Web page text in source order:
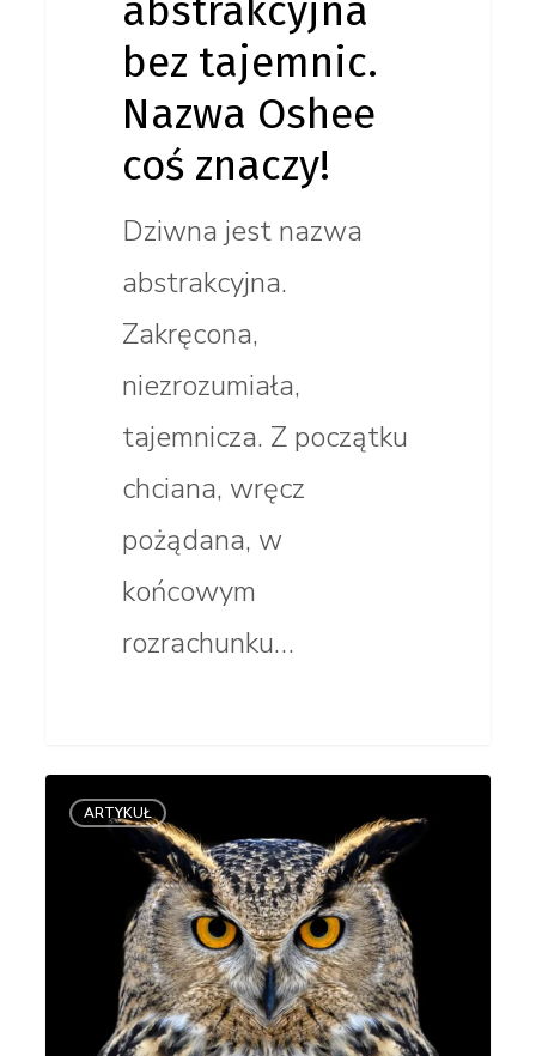
abstrakcyjna
bez tajemnic.
Nazwa Oshee
coś znaczy!
Dziwna jest nazwa
abstrakcyjna.
Zakręcona,
niezrozumiała,
tajemnicza. Z początku
chciana, wręcz
pożądana, w
końcowym
rozrachunku…
Nazwa
skojarzeniowa
czy warto
ją mieć?
ARTYKUŁ